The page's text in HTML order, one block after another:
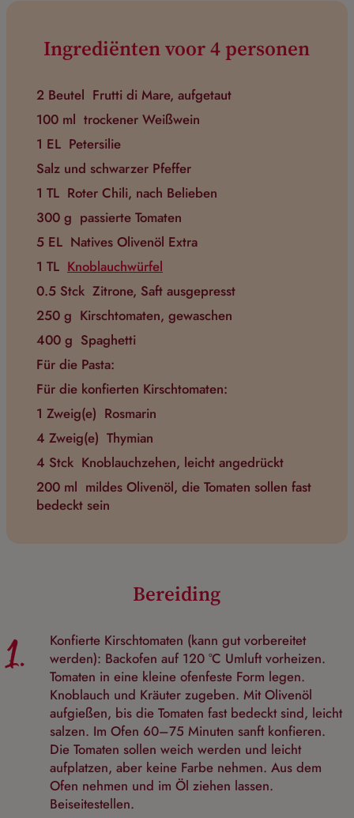
Ingrediënten voor 4 personen
2 Beutel Frutti di Mare, aufgetaut
100 ml trockener Weißwein
1 EL Petersilie
Salz und schwarzer Pfeffer
1 TL Roter Chili, nach Belieben
300 g passierte Tomaten
5 EL Natives Olivenöl Extra
1 TL Knoblauchwürfel
0.5 Stck Zitrone, Saft ausgepresst
250 g Kirschtomaten, gewaschen
400 g Spaghetti
Für die Pasta:
Für die konfierten Kirschtomaten:
1 Zweig(e) Rosmarin
4 Zweig(e) Thymian
4 Stck Knoblauchzehen, leicht angedrückt
200 ml mildes Olivenöl, die Tomaten sollen fast
bedeckt sein
Bereiding
1.
Konfierte Kirschtomaten (kann gut vorbereitet
werden): Backofen auf 120 °C Umluft vorheizen.
Tomaten in eine kleine ofenfeste Form legen.
Knoblauch und Kräuter zugeben. Mit Olivenöl
aufgießen, bis die Tomaten fast bedeckt sind, leicht
salzen. Im Ofen 60–75 Minuten sanft konfieren.
Die Tomaten sollen weich werden und leicht
aufplatzen, aber keine Farbe nehmen. Aus dem
Ofen nehmen und im Öl ziehen lassen.
Beiseitestellen.